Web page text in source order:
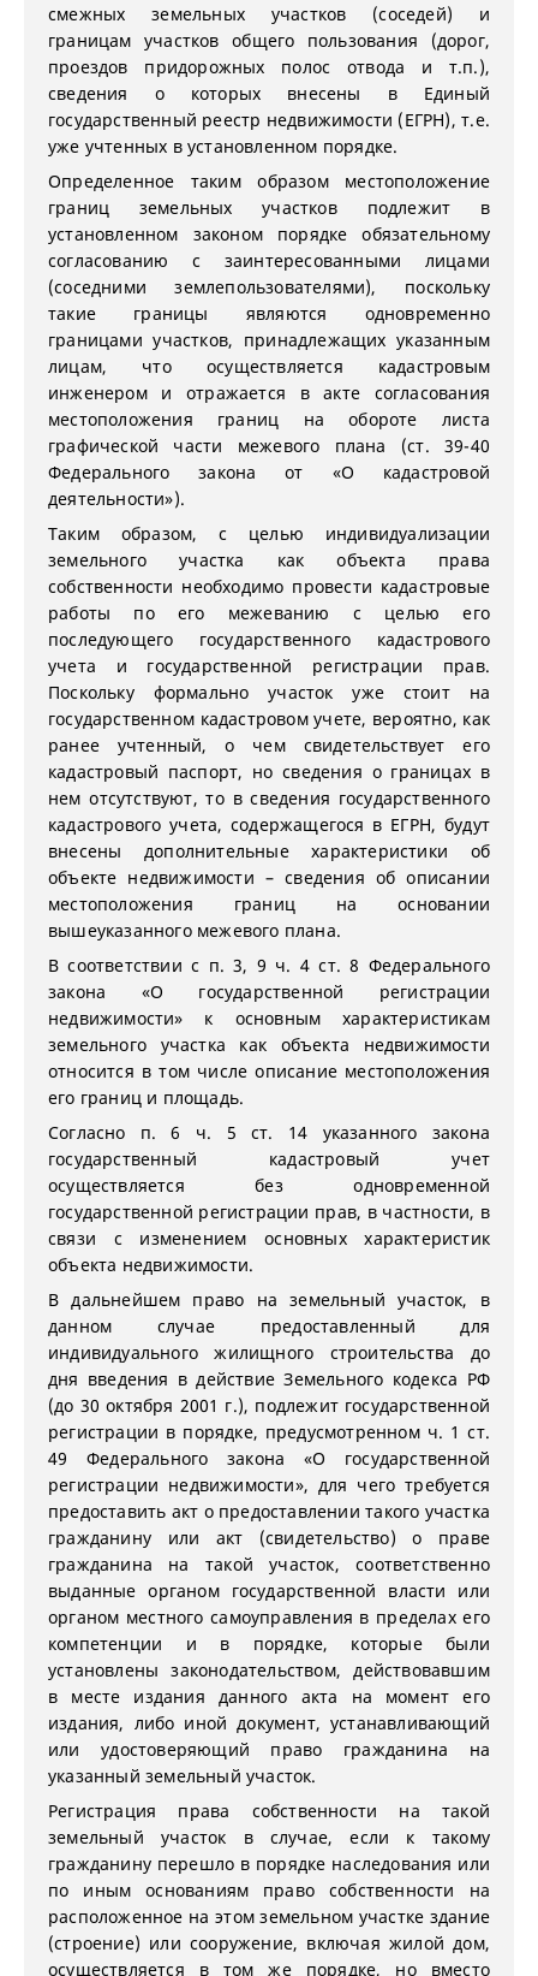
смежных земельных участков (соседей) и
границам участков общего пользования (дорог,
проездов придорожных полос отвода и т.п.),
сведения о которых внесены в Единый
государственный реестр недвижимости (ЕГРН), т.е.
уже учтенных в установленном порядке.
Определенное таким образом местоположение
границ земельных участков подлежит в
установленном законом порядке обязательному
согласованию с заинтересованными лицами
(соседними землепользователями), поскольку
такие границы являются одновременно
границами участков, принадлежащих указанным
лицам, что осуществляется кадастровым
инженером и отражается в акте согласования
местоположения границ на обороте листа
графической части межевого плана (ст. 39-40
Федерального закона от «О кадастровой
деятельности»).
Таким образом, с целью индивидуализации
земельного участка как объекта права
собственности необходимо провести кадастровые
работы по его межеванию с целью его
последующего государственного кадастрового
учета и государственной регистрации прав.
Поскольку формально участок уже стоит на
государственном кадастровом учете, вероятно, как
ранее учтенный, о чем свидетельствует его
кадастровый паспорт, но сведения о границах в
нем отсутствуют, то в сведения государственного
кадастрового учета, содержащегося в ЕГРН, будут
внесены дополнительные характеристики об
объекте недвижимости – сведения об описании
местоположения границ на основании
вышеуказанного межевого плана.
В соответствии с п. 3, 9 ч. 4 ст. 8 Федерального
закона «О государственной регистрации
недвижимости» к основным характеристикам
земельного участка как объекта недвижимости
относится в том числе описание местоположения
его границ и площадь.
Согласно п. 6 ч. 5 ст. 14 указанного закона
государственный кадастровый учет
осуществляется без одновременной
государственной регистрации прав, в частности, в
связи с изменением основных характеристик
объекта недвижимости.
В дальнейшем право на земельный участок, в
данном случае предоставленный для
индивидуального жилищного строительства до
дня введения в действие Земельного кодекса РФ
(до 30 октября 2001 г.), подлежит государственной
регистрации в порядке, предусмотренном ч. 1 ст.
49 Федерального закона «О государственной
регистрации недвижимости», для чего требуется
предоставить акт о предоставлении такого участка
гражданину или акт (свидетельство) о праве
гражданина на такой участок, соответственно
выданные органом государственной власти или
органом местного самоуправления в пределах его
компетенции и в порядке, которые были
установлены законодательством, действовавшим
в месте издания данного акта на момент его
издания, либо иной документ, устанавливающий
или удостоверяющий право гражданина на
указанный земельный участок.
Регистрация права собственности на такой
земельный участок в случае, если к такому
гражданину перешло в порядке наследования или
по иным основаниям право собственности на
расположенное на этом земельном участке здание
(строение) или сооружение, включая жилой дом,
осуществляется в том же порядке, но вместо